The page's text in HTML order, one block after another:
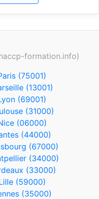
formation.info)
(75001)
(13001)
(69001)
(31000)
(06000)
(44000)
(67000)
(34000)
(33000)
(59000)
(35000)